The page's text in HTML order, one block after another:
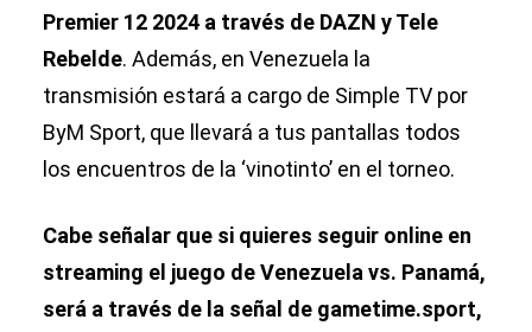
Premier 12 2024 a través de DAZN y Tele
Rebelde. Además, en Venezuela la
transmisión estará a cargo de Simple TV por
ByM Sport, que llevará a tus pantallas todos
los encuentros de la ‘vinotinto’ en el torneo.
Cabe señalar que si quieres seguir online en
streaming el juego de Venezuela vs. Panamá,
será a través de la señal de gametime.sport,